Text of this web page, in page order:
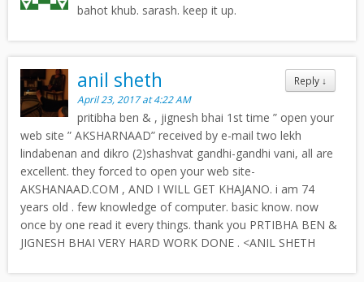
bahot khub. sarash. keep it up.
Reply ↓
anil sheth
April 23, 2017 at 4:22 AM
pritibha ben & , jignesh bhai 1st time ” open your
web site ” AKSHARNAAD” received by e-mail two lekh
lindabenan and dikro (2)shashvat gandhi-gandhi vani, all are
excellent. they forced to open your web site-
AKSHANAAD.COM , AND I WILL GET KHAJANO. i am 74
years old . few knowledge of computer. basic know. now
once by one read it every things. thank you PRTIBHA BEN &
JIGNESH BHAI VERY HARD WORK DONE . <ANIL SHETH